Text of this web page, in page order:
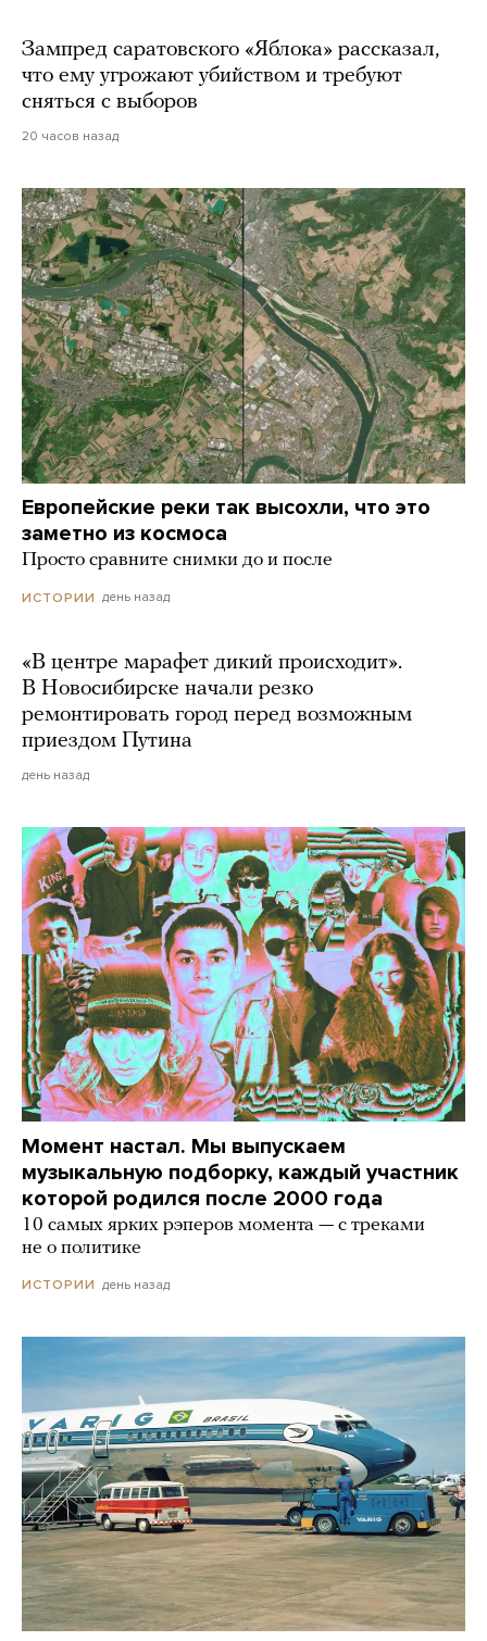
Зампред саратовского «Яблока» рассказал,
что ему угрожают убийством и требуют
сняться с выборов
20 часов назад
Европейские реки так высохли, что это
заметно из космоса
Просто сравните снимки до и после
ИСТОРИИ день назад
«В центре марафет дикий происходит».
В Новосибирске начали резко
ремонтировать город перед возможным
приездом Путина
день назад
Момент настал. Мы выпускаем
музыкальную подборку, каждый участник
которой родился после 2000 года
10 самых ярких рэперов момента — с треками
не о политике
ИСТОРИИ день назад